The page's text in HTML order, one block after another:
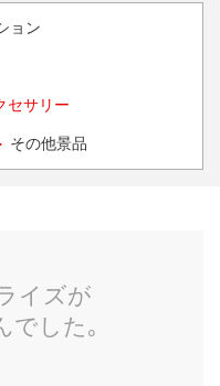
ョン
セサリー
その他景品